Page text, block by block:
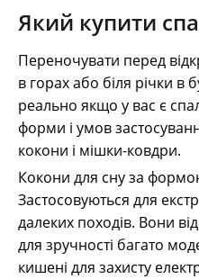
Який купити
Переночувати перед
в горах або біля річки в
реально якщо у вас є
форми і умов
кокони і мішки-ковдри.
Кокони для сну за
Застосовуються для
далеких походів. Вони
для зручності багато
кишені для захисту